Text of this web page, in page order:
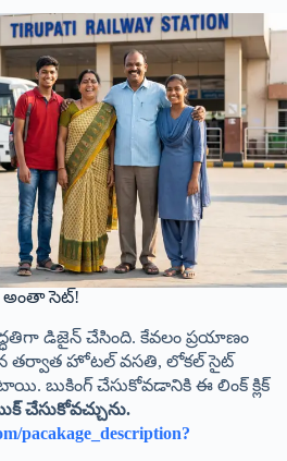
అంతా సెట్!
డిజైన్ చేసింది. కేవలం ప్రయాణం
తర్వాత హోటల్ వసతి, లోకల్ సైట్
బుకింగ్ చేసుకోవడానికి ఈ లింక్ క్లిక్
చేసుకోవచ్చును.
pacakage_description?